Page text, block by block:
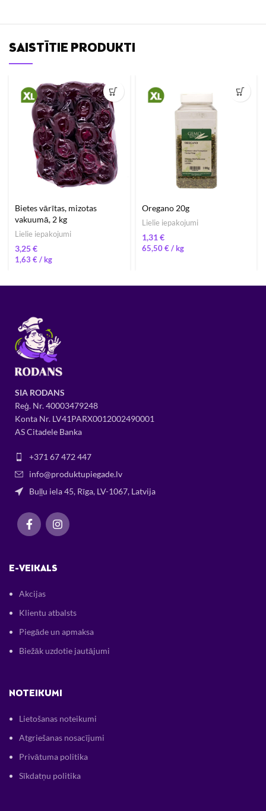
SAISTĪTIE PRODUKTI
Bietes vārītas, mizotas
vakuumā, 2 kg
Lielie iepakojumi
€
1,63 €/
Oregano 20g
Lielie iepakojumi
€
65,50€ /
SIA RODANS
Reģ. Nr.40003479248
Konta Nr. LV41PARX0012002490001
AS Citadele Banka
+371 67 472 447
info@produktupiegade.lv
Buļļu iela 45, Rīga, LV-1067, Latvija
E-VEIKALS
Akcijas
Klientu atbalsts
Piegāde un apmaksa
Biežāk uzdotie jautājumi
NOTEIKUMI
Lietošanas noteikumi
Atgriešanas nosacījumi
Privātuma politika
Sīkdatņu politika